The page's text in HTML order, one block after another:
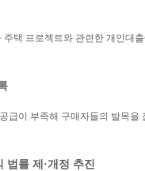
택 프로젝트와 관련한 개인대
급이 부족해 구매자들의 발목
법률 제·개정 추진